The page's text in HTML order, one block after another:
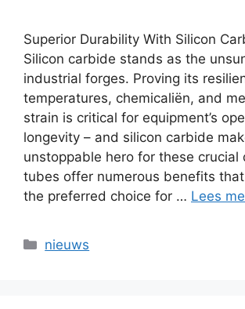
Superior Durability With Silicon
Silicon carbide stands as the
industrial forges. Proving its
temperatures, chemicaliën, and
strain is critical for equipment’s
longevity – and silicon carbide
unstoppable hero for these crucial
tubes offer numerous benefits
the preferred choice for … Lees
Categorieën
nieuws